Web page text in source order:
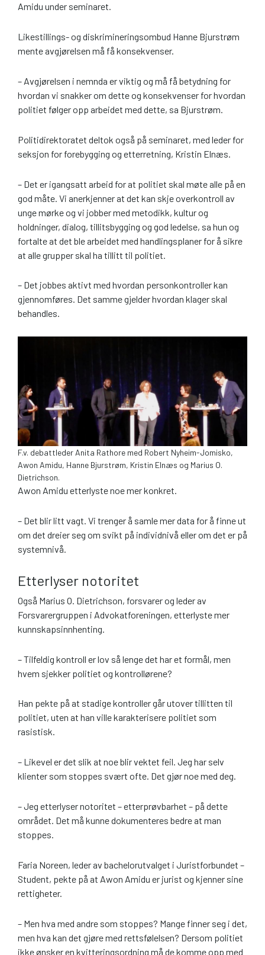
Amidu under seminaret.
Likestillings- og diskrimineringsombud Hanne Bjurstrøm
mente avgjørelsen må få konsekvenser.
– Avgjørelsen i nemnda er viktig og må få betydning for
hvordan vi snakker om dette og konsekvenser for hvordan
politiet følger opp arbeidet med dette, sa Bjurstrøm.
Politidirektoratet deltok også på seminaret, med leder for
seksjon for forebygging og etterretning, Kristin Elnæs.
– Det er igangsatt arbeid for at politiet skal møte alle på en
god måte. Vi anerkjenner at det kan skje overkontroll av
unge mørke og vi jobber med metodikk, kultur og
holdninger, dialog, tillitsbygging og god ledelse, sa hun og
fortalte at det ble arbeidet med handlingsplaner for å sikre
at alle grupper skal ha tillitt til politiet.
– Det jobbes aktivt med hvordan personkontroller kan
gjennomføres. Det samme gjelder hvordan klager skal
behandles.
F.v. debattleder Anita Rathore med Robert Nyheim-Jomisko,
Awon Amidu, Hanne Bjurstrøm, Kristin Elnæs og Marius O.
Dietrichson.
Awon Amidu etterlyste noe mer konkret.
– Det blir litt vagt. Vi trenger å samle mer data for å finne ut
om det dreier seg om svikt på individnivå eller om det er på
systemnivå.
Etterlyser notoritet
Også Marius O. Dietrichson, forsvarer og leder av
Forsvarergruppen i Advokatforeningen, etterlyste mer
kunnskapsinnhenting.
– Tilfeldig kontroll er lov så lenge det har et formål, men
hvem sjekker politiet og kontrollørene?
Han pekte på at stadige kontroller går utover tillitten til
politiet, uten at han ville karakterisere politiet som
rasistisk.
– Likevel er det slik at noe blir vektet feil. Jeg har selv
klienter som stoppes svært ofte. Det gjør noe med deg.
– Jeg etterlyser notoritet – etterprøvbarhet – på dette
området. Det må kunne dokumenteres bedre at man
stoppes.
Faria Noreen, leder av bachelorutvalget i Juristforbundet –
Student, pekte på at Awon Amidu er jurist og kjenner sine
rettigheter.
– Men hva med andre som stoppes? Mange finner seg i det,
men hva kan det gjøre med rettsfølelsen? Dersom politiet
ikke ønsker en kvitteringsordning må de komme opp med